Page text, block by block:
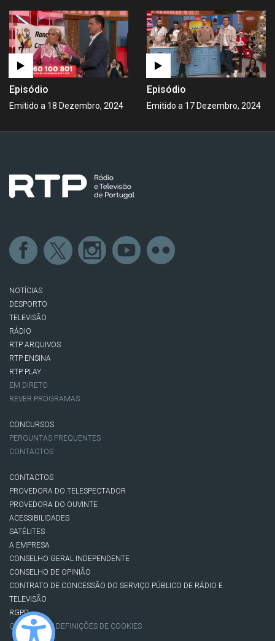
Episódio
Emitido a 18 Dezembro, 2024
Episódio
Emitido a 17 Dezembro, 2024
NOTÍCIAS
DESPORTO
TELEVISÃO
RÁDIO
RTP ARQUIVOS
RTP ENSINA
RTP PLAY
EM DIRETO
REVER PROGRAMAS
CONCURSOS
PERGUNTAS FREQUENTES
CONTACTOS
CONTACTOS
PROVEDORA DO TELESPECTADOR
PROVEDORA DO OUVINTE
ACESSIBILIDADES
SATÉLITES
A EMPRESA
CONSELHO GERAL INDEPENDENTE
CONSELHO DE OPINIÃO
CONTRATO DE CONCESSÃO DO SERVIÇO PÚBLICO DE RÁDIO E
TELEVISÃO
RGPD
GESTÃO DAS DEFINIÇÕES DE COOKIES